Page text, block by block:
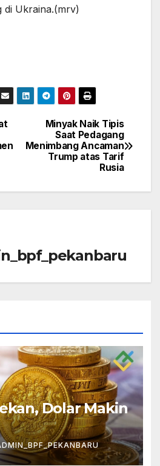
di Ukraina.(mrv)
Minyak Naik Tipis
Saat Pedagang
Menimbang Ancaman
Trump atas Tarif
Rusia
Dolar Makin